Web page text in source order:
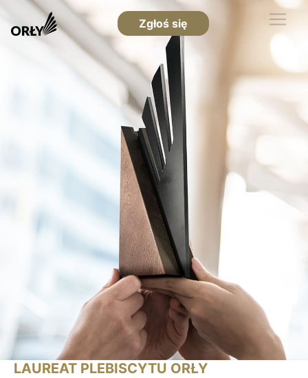
Zgłoś się
LAUREAT PLEBISCYTU ORŁY